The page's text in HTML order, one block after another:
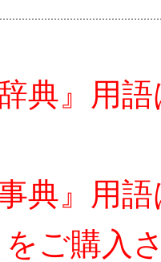
典』用
典』用
ご購入